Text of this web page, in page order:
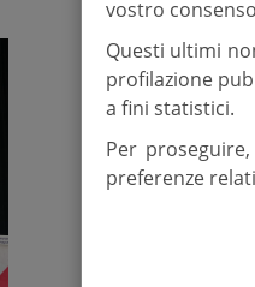
vostro
Questi ultimi
profilazione
a fini statistici.
Per
preferenze